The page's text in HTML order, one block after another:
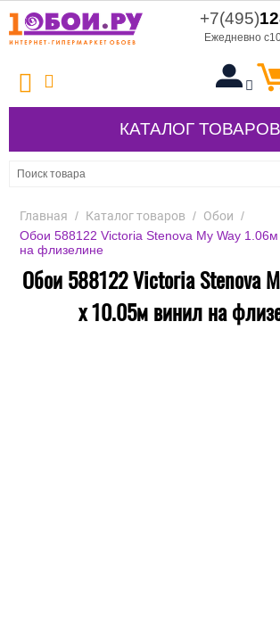
+7(495)
Ежедневно
КАТАЛОГ ТОВАРОВ
Главная / Каталог товаров / Обои /
Обои 588122 Victoria Stenova My Way
на флизелине
Обои 588122 Victoria Stenova
x 10.05м винил на